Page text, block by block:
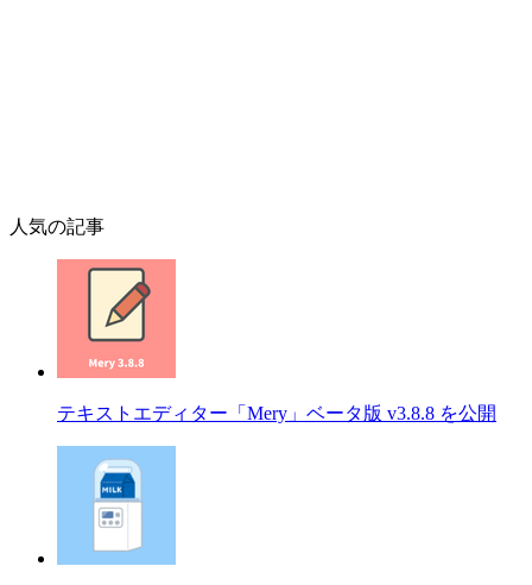
人気の記事
テキストエディター「Mery」ベータ版 v3.8.8 を公開